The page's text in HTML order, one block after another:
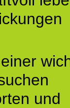
und